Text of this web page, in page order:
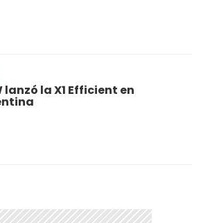
lanzó la X1 Efficient en